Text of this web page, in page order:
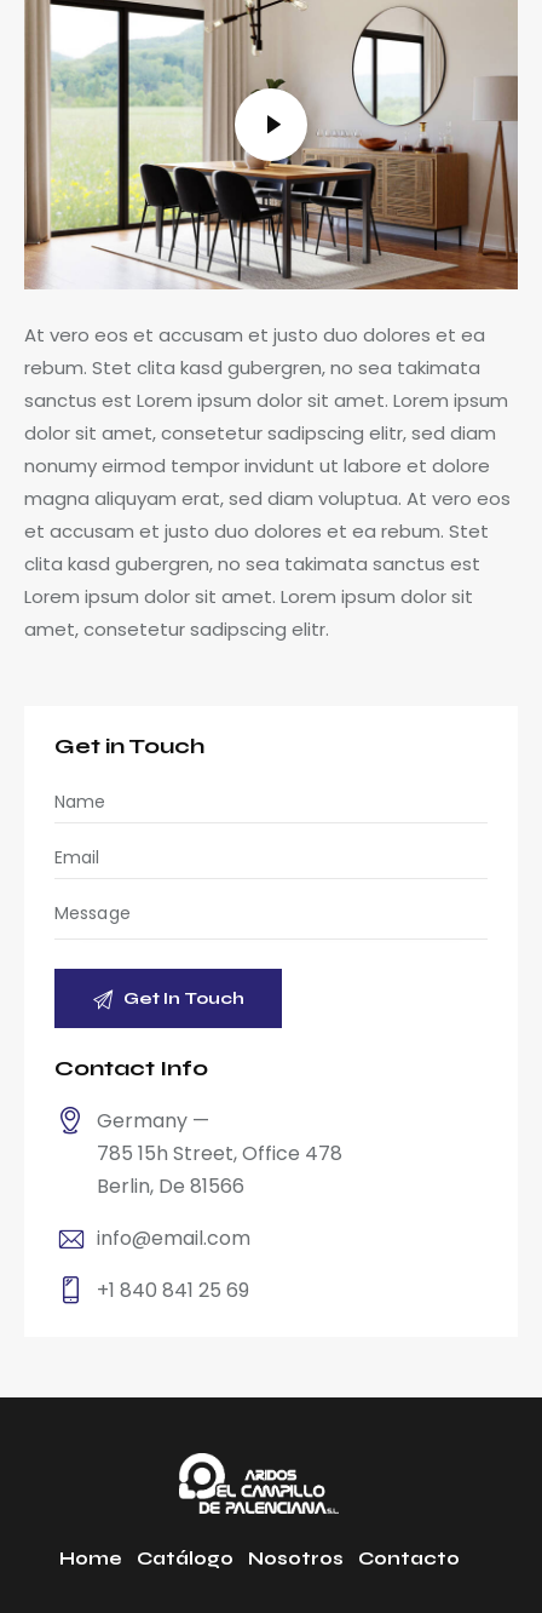
At vero eos et accusam et justo duo dolores et ea
rebum. Stet clita kasd gubergren, no sea takimata
sanctus est Lorem ipsum dolor sit amet. Lorem ipsum
dolor sit amet, consetetur sadipscing elitr, sed diam
nonumy eirmod tempor invidunt ut labore et dolore
magna aliquyam erat, sed diam voluptua. At vero eos
et accusam et justo duo dolores et ea rebum. Stet
clita kasd gubergren, no sea takimata sanctus est
Lorem ipsum dolor sit amet. Lorem ipsum dolor sit
amet, consetetur sadipscing elitr.
Get in Touch
Contact Info
Germany —
785 15h Street, Office 478
Berlin, De 81566
info@email.com
+1 840 841 25 69
Home Catálogo Nosotros Contacto